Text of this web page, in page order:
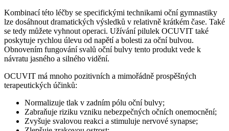
Kombinací této léčby se specifickými technikami oční gymnastiky
lze dosáhnout dramatických výsledků v relativně krátkém čase. Také
se tedy můžete vyhnout operaci. Užívání pilulek OCUVIT také
poskytuje rychlou úlevu od napětí a bolesti za oční bulvou.
Obnovením fungování svalů oční bulvy tento produkt vede k
návratu jasného a silného vidění.
OCUVIT má mnoho pozitivních a mimořádně prospěšných
terapeutických účinků:
Normalizuje tlak v zadním pólu oční bulvy;
Zabraňuje riziku vzniku nebezpečných očních onemocnění;
Zvyšuje svalovou reakci a stimuluje nervové synapse;